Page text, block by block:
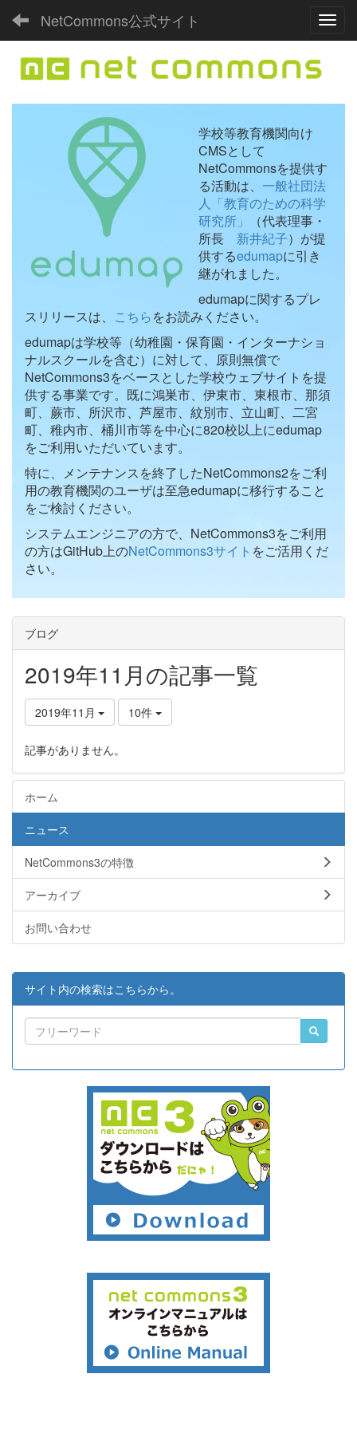
NetCommons公式サイト
学校等教育機関向け
CMSとして
NetCommonsを提供す
る活動は、 一般社団法
人「教育のための科学
研究所」
（代表理事・
所長 新井紀子）が提
供するedumapに引き
継がれました。
edumapに関するプレ
スリリースは、 こちらをお読みください。
edumapは学校等（幼稚園・保育園・インターナショ
ナルスクールを含む）に対して、原則無償で
NetCommons3をベースとした学校ウェブサイトを提
供する事業です。既に鴻巣市、伊東市、東根市、那須
町、蕨市、所沢市、芦屋市、紋別市、立山町、二宮
町、稚内市、桶川市等を中心に820校以上にedumap
をご利用いただいています。
特に、メンテナンスを終了したNetCommons2をご利
用の教育機関のユーザは至急edumapに移行すること
をご検討ください。
システムエンジニアの方で、NetCommons3をご利用
の方はGitHub上のNetCommons3サイト をご活用くだ
さい。
ブログ
2019年11月の記事一覧
2019年11月 10件
記事がありません。
ホーム
ニュース
NetCommons3の特徴
アーカイブ
お問い合わせ
サイト内の検索はこちらから。